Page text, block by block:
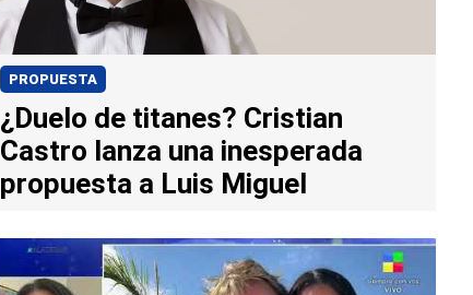
PROPUESTA
¿Duelo de titanes? Cristian
Castro lanza una inesperada
propuesta a Luis Miguel